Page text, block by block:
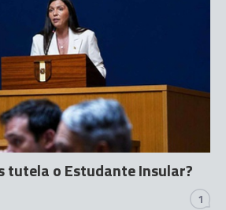
tutela o Estudante Insular?
1